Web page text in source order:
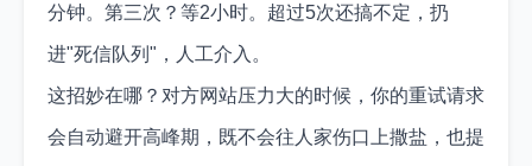
分钟。第三次？等2小时。超过5次还搞不定，扔
进"死信队列"，人工介入。
这招妙在哪？对方网站压力大的时候，你的重试请求
会自动避开高峰期，既不会往人家伤口上撒盐，也提